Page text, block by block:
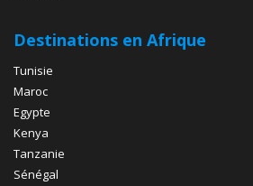
Destinations en Afrique
Tunisie
Maroc
Egypte
Kenya
Tanzanie
Sénégal